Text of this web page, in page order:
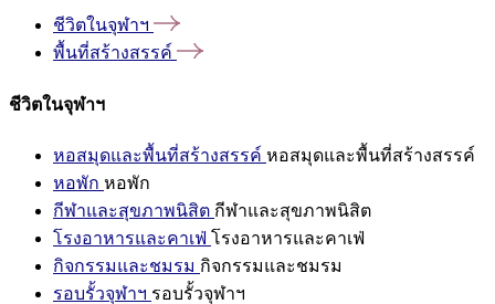
ชีวิตในจุฬาฯ
พื้นที่สร้างสรรค์
ชีวิตในจุฬาฯ
หอสมุดและพื้นที่สร้างสรรค์ หอสมุดและพื้นที่สร้างสรรค์
หอพัก หอพัก
กีฬาและสุขภาพนิสิต กีฬาและสุขภาพนิสิต
โรงอาหารและคาเฟ่ โรงอาหารและคาเฟ่
กิจกรรมและชมรม กิจกรรมและชมรม
รอบรั้วจุฬาฯ รอบรั้วจุฬาฯ